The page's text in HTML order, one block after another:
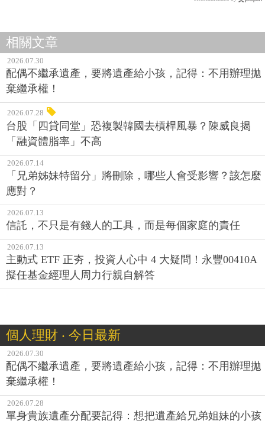
相關文章
2026.07.30
配偶不繼承遺產，要將遺產給小孩，記得：不用辦理拋
棄繼承權！
2026.07.28
台股「四貸同堂」恐複製韓國去槓桿風暴？陳威良揭
「融資體脂率」不高
2026.07.14
「兄弟姊妹特留分」將刪除，哪些人會受影響？該怎麼
應對？
2026.07.13
信託，不只是有錢人的工具，而是每個家庭的責任
2026.07.13
主動式 ETF 正夯，投資人心中 4 大疑問！永豐00410A
擬任基金經理人周力行親自解答
個人理財 ‧ 今日最新
2026.07.30
配偶不繼承遺產，要將遺產給小孩，記得：不用辦理拋
棄繼承權！
2026.07.28
單身貴族遺產分配要記得：想把遺產給兄弟姐妹的小孩